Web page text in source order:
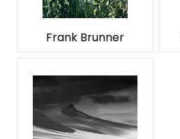
Frank Brunner